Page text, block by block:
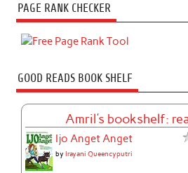
PAGE RANK CHECKER
GOOD READS BOOK SHELF
Amril's bookshelf:
Ijo Anget Anget
byIrayani Queencyputri